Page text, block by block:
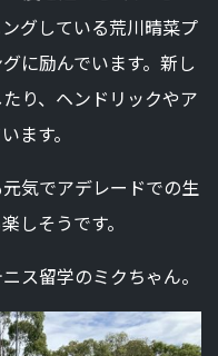
グしている荒川晴菜プ
に励んでいます。新し
り、ヘンドリックやア
ます。
気でアデレードでの生
しそうです。
ス留学のミクちゃん。